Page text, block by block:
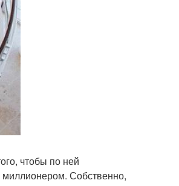
чтобы по ней
миллионером. Собственно,